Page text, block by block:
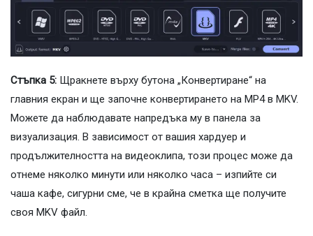
Стъпка 5: Щракнете върху бутона „Конвертиране“ на
главния екран и ще започне конвертирането на MP4 в MKV.
Можете да наблюдавате напредъка му в панела за
визуализация. В зависимост от вашия хардуер и
продължителността на видеоклипа, този процес може да
отнеме няколко минути или няколко часа – изпийте си
чаша кафе, сигурни сме, че в крайна сметка ще получите
своя MKV файл.